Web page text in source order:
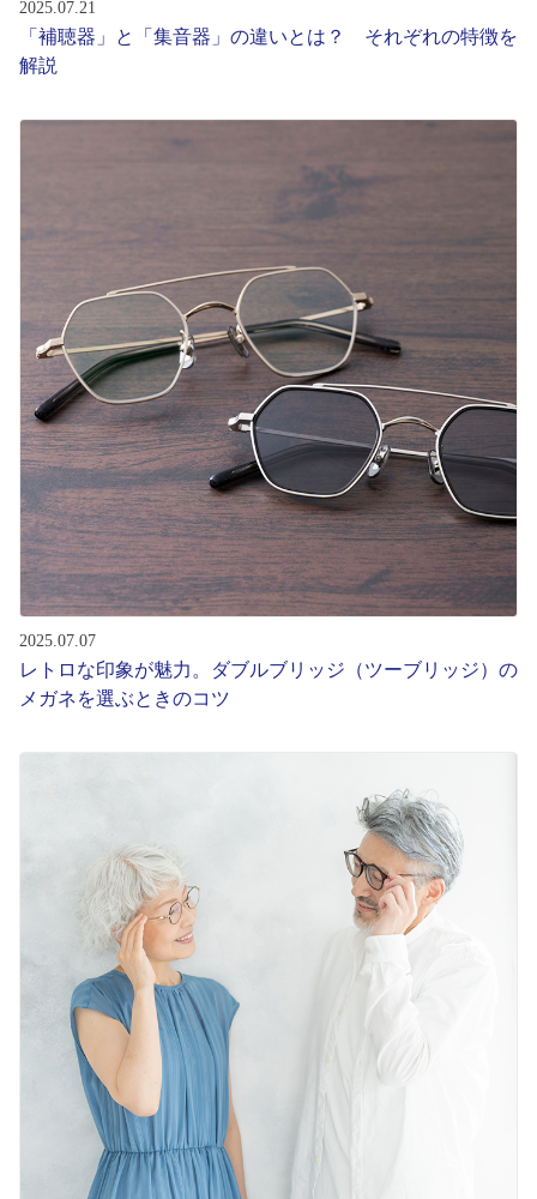
2025.07.21
「補聴器」と「集音器」の違いとは？ それぞれの特徴を
解説
2025.07.07
レトロな印象が魅力。ダブルブリッジ（ツーブリッジ）の
メガネを選ぶときのコツ